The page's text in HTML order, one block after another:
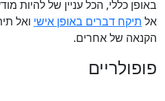
באופן כללי, הכל עניין של להיות
אל תיקח דברים באופן אישי ואל
הקנאה של אחרים.
פופולריים